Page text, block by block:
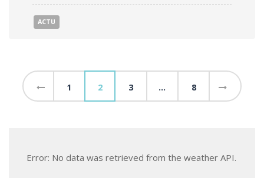
VACANCES
ACTU
Pagination
des
1 2 3 … 8
Error: No data was retrieved from the weather API.